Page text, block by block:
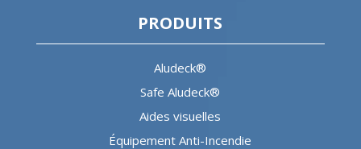
PRODUITS
Aludeck®
Safe Aludeck®
Aides visuelles
Équipement Anti-Incendie